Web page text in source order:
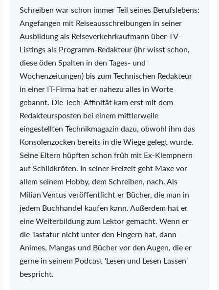
Schreiben war schon immer Teil seines Berufslebens:
Angefangen mit Reiseausschreibungen in seiner
Ausbildung als Reiseverkehrkaufmann über TV-
Listings als Programm-Redakteur (ihr wisst schon,
diese öden Spalten in den Tages- und
Wochenzeitungen) bis zum Technischen Redakteur
in einer IT-Firma hat er nahezu alles in Worte
gebannt. Die Tech-Affinität kam erst mit dem
Redakteursposten bei einem mittlerweile
eingestellten Technikmagazin dazu, obwohl ihm das
Konsolenzocken bereits in die Wiege gelegt wurde.
Seine Eltern hüpften schon früh mit Ex-Klempnern
auf Schildkröten. In seiner Freizeit geht Maxe vor
allem seinem Hobby, dem Schreiben, nach. Als
Milian Ventus veröffentlicht er Bücher, die man in
jedem Buchhandel kaufen kann. Außerdem hat er
eine Weiterbildung zum Lektor gemacht. Wenn er
die Tastatur nicht unter den Fingern hat, dann
Animes, Mangas und Bücher vor den Augen, die er
gerne in seinem Podcast 'Lesen und Lesen Lassen'
bespricht.